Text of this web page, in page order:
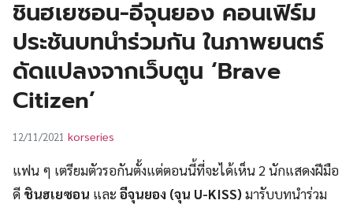
ชินฮเยซอน-อีจุนยอง คอนเฟิร์ม
ประชันบทนำร่วมกัน ในภาพยนตร์
ดัดแปลงจากเว็บตูน ‘Brave
Citizen’
12/11/2021 korseries
แฟน ๆ เตรียมตัวรอกันตั้งแต่ตอนนี้ที่จะได้เห็น 2 นักแสดงฝีมือ
ดี ชินฮเยซอน และ อีจุนยอง (จุน U-KISS)มารับบทนำร่วม